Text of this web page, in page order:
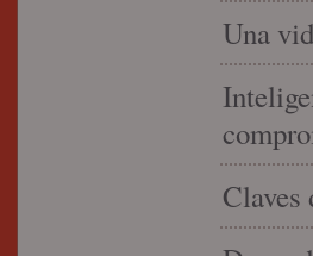
Una
Claves